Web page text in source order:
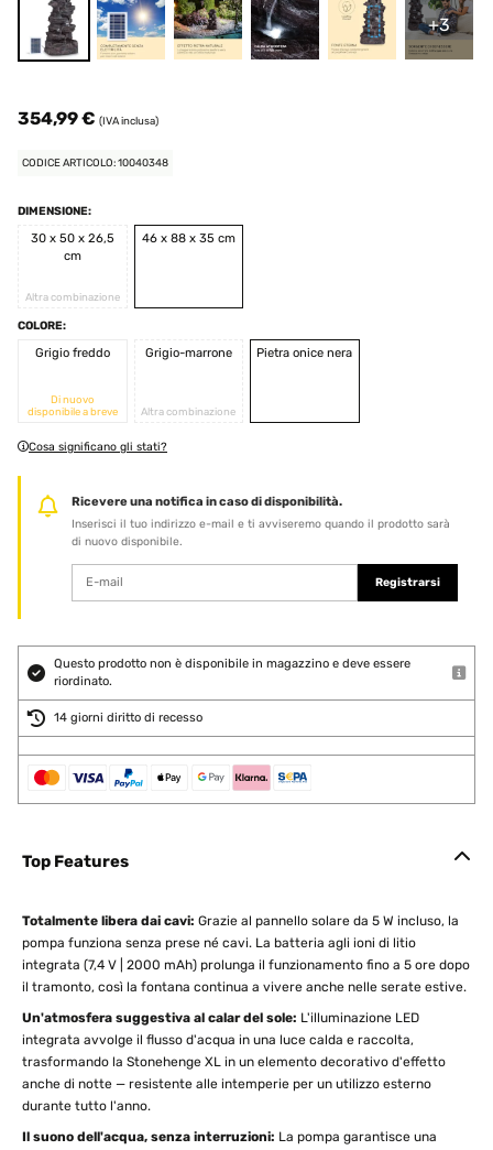
+3
354,99 € (IVA inclusa)
CODICE ARTICOLO: 10040348
DIMENSIONE:
30 x 50 x 26,5
cm
Altra combinazione
46 x 88 x 35 cm
COLORE:
Grigio freddo
Di nuovo
disponibile a breve
Grigio-marrone
Altra combinazione
Pietra onice nera
Cosa significano gli stati?
Ricevere una notifica in caso di disponibilità.
Inserisci il tuo indirizzo e-mail e ti avviseremo quando il prodotto sarà
di nuovo disponibile.
Registrarsi
Questo prodotto non è disponibile in magazzino e deve essere
riordinato.
14 giorni diritto di recesso
Top Features
Totalmente libera dai cavi: Grazie al pannello solare da 5 W incluso, la
pompa funziona senza prese né cavi. La batteria agli ioni di litio
integrata (7,4 V | 2000 mAh) prolunga il funzionamento fino a 5 ore dopo
il tramonto, così la fontana continua a vivere anche nelle serate estive.
Un'atmosfera suggestiva al calar del sole: L'illuminazione LED
integrata avvolge il flusso d'acqua in una luce calda e raccolta,
trasformando la Stonehenge XL in un elemento decorativo d'effetto
anche di notte — resistente alle intemperie per un utilizzo esterno
durante tutto l'anno.
Il suono dell'acqua, senza interruzioni: La pompa garantisce una